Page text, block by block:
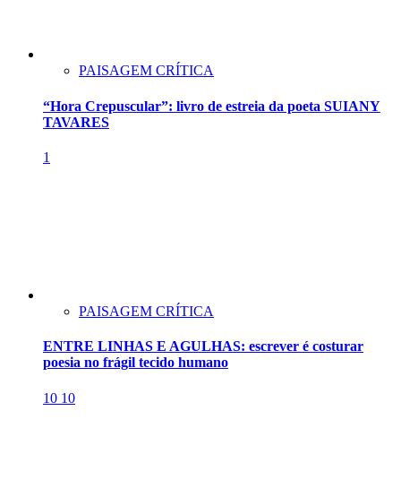
PAISAGEM CRÍTICA
“Hora Crepuscular”: livro de estreia da poeta SUIANY
TAVARES
1
PAISAGEM CRÍTICA
ENTRE LINHAS E AGULHAS: escrever é costurar
poesia no frágil tecido humano
10 10